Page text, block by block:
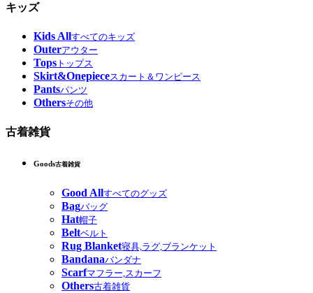
キッズ
Kids Allすべてのキッズ
Outerアウター
Tops トップス
Skirt&Onepieceスカート＆ワンピース
Pantsパンツ
Othersその他
古着雑貨
Goods古着雑貨
Good Allすべてのグッズ
Bagバッグ
Hat帽子
Beltベルト
Rug Blanket寝具,ラグ,ブランケット
Bandanaバンダナ
Scarfマフラー,スカーフ
Others古着雑貨